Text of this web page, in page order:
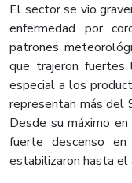
El sector se vio
enfermedad por
patrones
que trajeron fuertes
especial a los
representan más del
Desde su máximo
fuerte descenso
estabilizaron hasta el